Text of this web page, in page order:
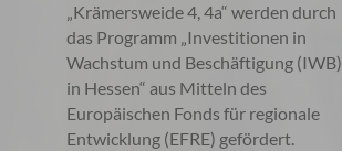
„Krämersweide 4, 4a“ werden durch
das Programm „Investitionen in
Wachstum und Beschäftigung (IWB)
in Hessen“ aus Mitteln des
Europäischen Fonds für regionale
Entwicklung (EFRE) gefördert.